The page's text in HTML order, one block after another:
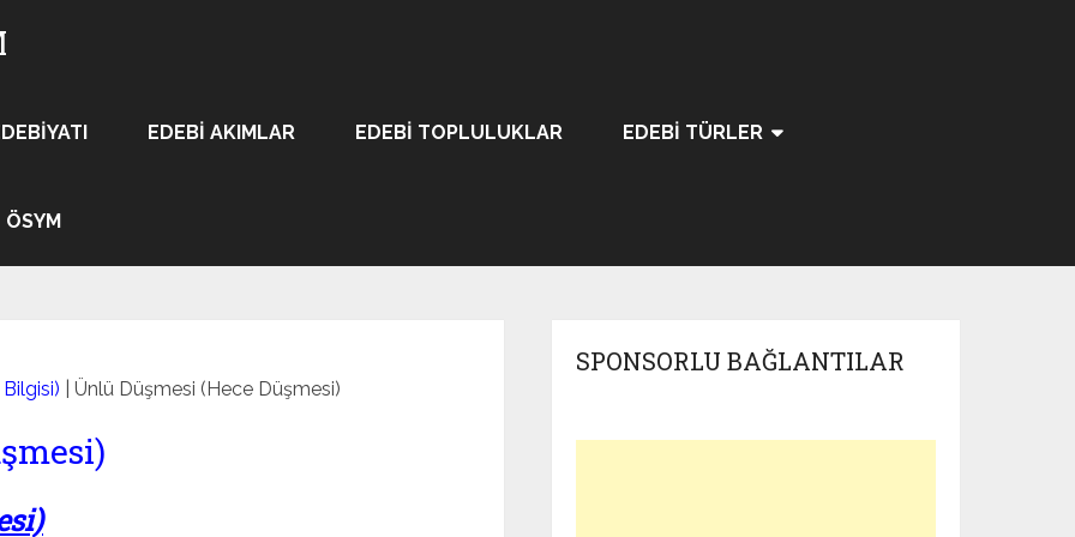
EDEBI AKIMLAR EDEBI TOPLULUKLAR EDEBI TÜRLER
ÖSYM
Ünlü Düşmesi (Hece Düşmesi)
SPONSORLU BAĞLANTILAR